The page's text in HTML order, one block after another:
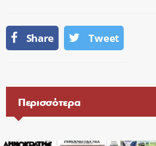
Share Tweet
Περισσότερα